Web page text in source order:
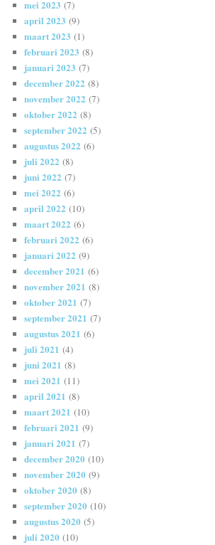
mei 2023 (7)
april 2023 (9)
maart 2023 (1)
februari 2023 (8)
januari 2023 (7)
december 2022 (8)
november 2022 (7)
oktober 2022 (8)
september 2022 (5)
augustus 2022 (6)
juli 2022 (8)
juni 2022 (7)
mei 2022 (6)
april 2022 (10)
maart 2022 (6)
februari 2022 (6)
januari 2022 (9)
december 2021 (6)
november 2021 (8)
oktober 2021 (7)
september 2021 (7)
augustus 2021 (6)
juli 2021 (4)
juni 2021 (8)
mei 2021 (11)
april 2021 (8)
maart 2021 (10)
februari 2021 (9)
januari 2021 (7)
december 2020 (10)
november 2020 (9)
oktober 2020 (8)
september 2020 (10)
augustus 2020 (5)
juli 2020 (10)